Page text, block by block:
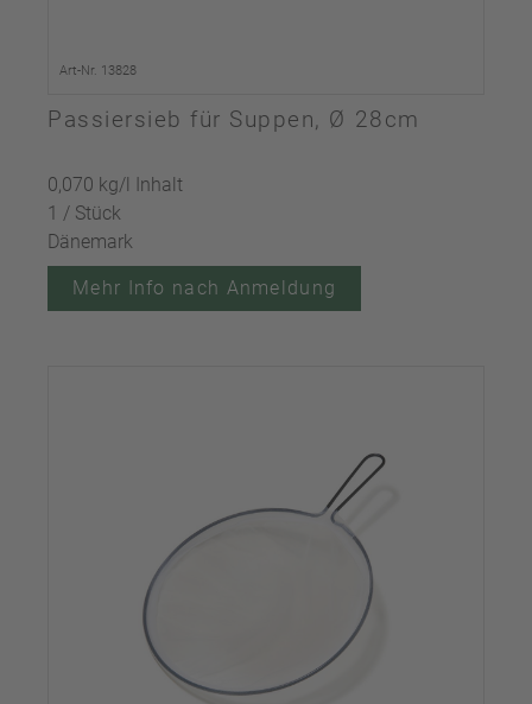
Art-Nr. 13828
Passiersieb für Suppen, Ø 28cm
0,070 kg/l Inhalt
1 / Stück
Dänemark
Mehr Info nach Anmeldung